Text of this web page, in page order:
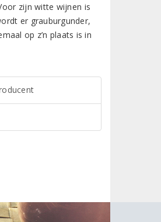
zijn witte wijnen is
er grauburgunder,
op z’n plaats is in